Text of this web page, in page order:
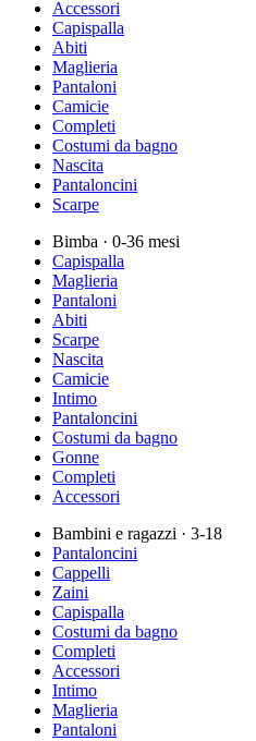
Accessori
Capispalla
Abiti
Maglieria
Pantaloni
Camicie
Completi
Costumi da bagno
Nascita
Pantaloncini
Scarpe
Bimba · 0-36 mesi
Capispalla
Maglieria
Pantaloni
Abiti
Scarpe
Nascita
Camicie
Intimo
Pantaloncini
Costumi da bagno
Gonne
Completi
Accessori
Bambini e ragazzi · 3-18
Pantaloncini
Cappelli
Zaini
Capispalla
Costumi da bagno
Completi
Accessori
Intimo
Maglieria
Pantaloni